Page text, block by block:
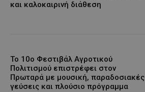
και καλοκαιρινή διάθεση
Το 10ο Φεστιβάλ Αγροτικού
Πολιτισμού επιστρέφει στον
Πρωταρά με μουσική, παραδοσιακές
γεύσεις και πλούσιο πρόγραμμα